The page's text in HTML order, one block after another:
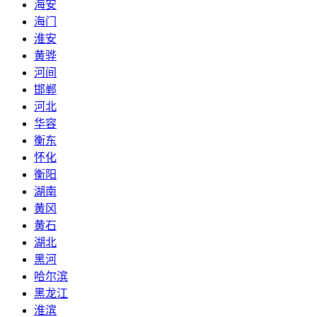
海安
海门
淮安
黄骅
河间
邯郸
河北
华容
衡东
怀化
衡阳
湖南
黄冈
黄石
湖北
黑河
哈尔滨
黑龙江
淮滨